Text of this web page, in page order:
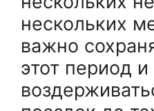
нескольких
важно
этот период и